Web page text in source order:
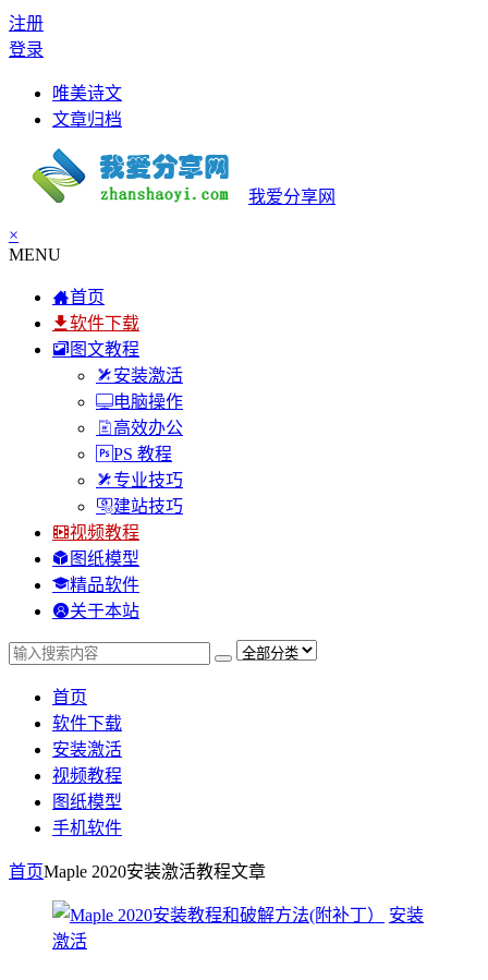
注册
登录
唯美诗文
文章归档
我爱分享网
×
MENU
首页
软件下载
图文教程
安装激活
电脑操作
高效办公
PS 教程
专业技巧
建站技巧
视频教程
图纸模型
精品软件
关于本站
首页
软件下载
安装激活
视频教程
图纸模型
手机软件
首页Maple 2020安装激活教程文章
安装
激活